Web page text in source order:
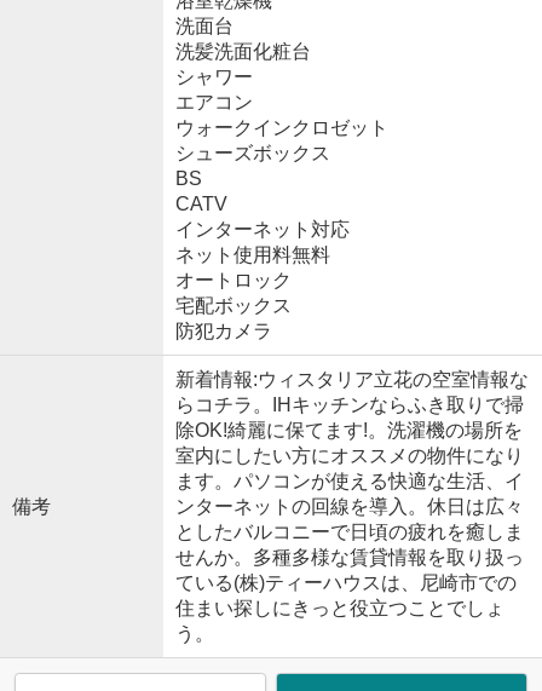
洗面台
洗髪洗面化粧台
シャワー
エアコン
ウォークインクロゼット
シューズボックス
BS
CATV
インターネット対応
ネット使用料無料
オートロック
宅配ボックス
防犯カメラ
備考
新着情報:ウィスタリア立花の空室情報な
らコチラ。IHキッチンならふき取りで掃
除OK!綺麗に保てます!。洗濯機の場所を
室内にしたい方にオススメの物件になり
ます。パソコンが使える快適な生活、イ
ンターネットの回線を導入。休日は広々
としたバルコニーで日頃の疲れを癒しま
せんか。多種多様な賃貸情報を取り扱っ
ている(株)ティーハウスは、尼崎市での
住まい探しにきっと役立つことでしょ
う。